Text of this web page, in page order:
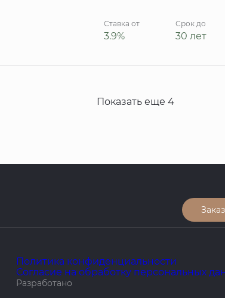
Ставка от
3.9%
Срок до
30 лет
Показать еще 4
Политика конфиденциальности
Согласие на обработку персональных
Разработано